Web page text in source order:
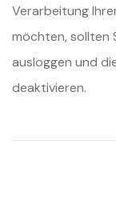
Verarbeitung
möchten, sollten
ausloggen und
deaktivieren.